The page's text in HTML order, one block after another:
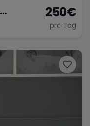
250€
pro Tag